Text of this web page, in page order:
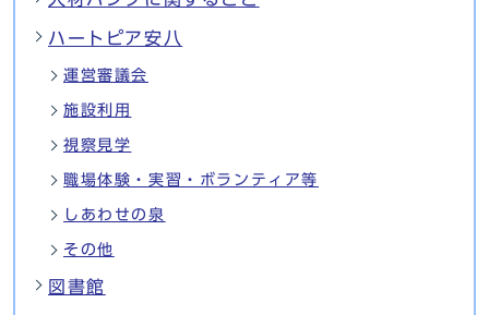
ハートピア安八
運営審議会
施設利用
視察見学
職場体験・実習・ボランティア等
しあわせの泉
その他
図書館